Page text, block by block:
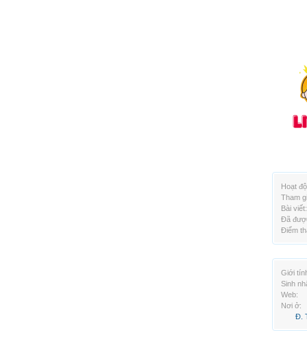
Hoạt
Tham
Bài viết:
Đã
Điểm
Giới
Sinh
Web:
Nơi ở:
Đ.